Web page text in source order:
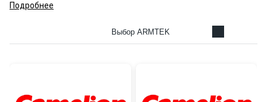
Подробнее
Выбор ARMTEK